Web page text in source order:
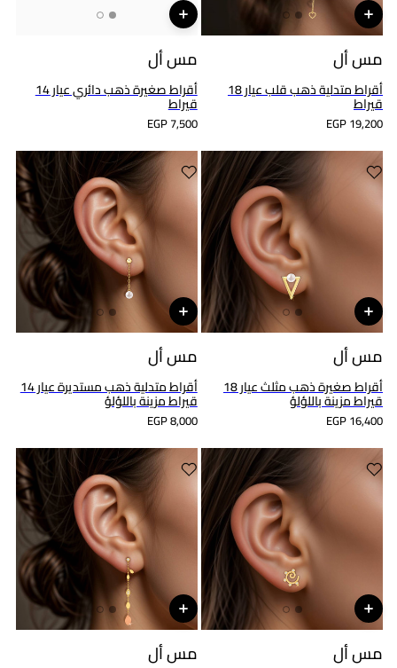
مس أل
أقراط متدلية ذهب قلب عيار 18
قيراط
EGP 19,200
مس أل
أقراط صغيرة ذهب دائري عيار 14
قيراط
EGP 7,500
مس أل
أقراط صغيرة ذهب مثلث عيار 18
قيراط مزينة باللؤلؤ
EGP 16,400
مس أل
أقراط متدلية ذهب مستديرة عيار 14
قيراط مزينة باللؤلؤ
EGP 8,000
مس أل مس أل